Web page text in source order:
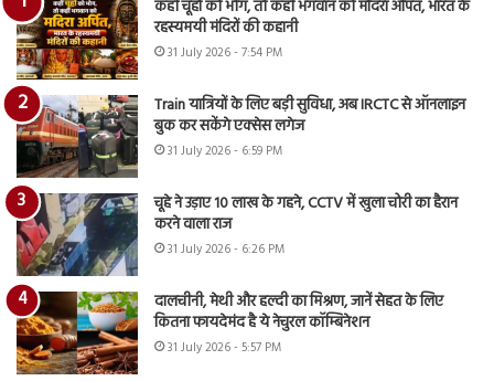
कहीं चूहों को भोग, तो कहीं भगवान को मदिरा अर्पित, भारत के
रहस्यमयी मंदिरों की कहानी
31 July 2026 - 7:54 PM
Train यात्रियों के लिए बड़ी सुविधा, अब IRCTC से ऑनलाइन
बुक कर सकेंगे एक्सेस लगेज
31 July 2026 - 6:59 PM
चूहे ने उड़ाए 10 लाख के गहने, CCTV में खुला चोरी का हैरान
करने वाला राज
31 July 2026 - 6:26 PM
दालचीनी, मेथी और हल्दी का मिश्रण, जानें सेहत के लिए
कितना फायदेमंद है ये नेचुरल कॉम्बिनेशन
31 July 2026 - 5:57 PM